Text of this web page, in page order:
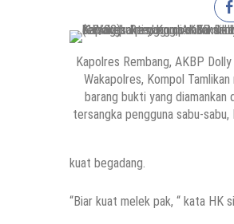
Kapolres Rembang, AKBP
Wakapolres, Kompol Tamlikan
barang bukti yang diamankan
tersangka pengguna sabu-
kuat begadang.
“Biar kuat melek pak, “ kata HK